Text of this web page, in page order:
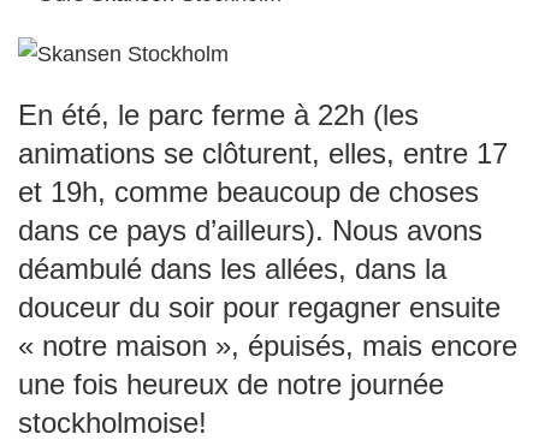
En été, le parc ferme à 22h (les
animations se clôturent, elles, entre 17
et 19h, comme beaucoup de choses
dans ce pays d’ailleurs). Nous avons
déambulé dans les allées, dans la
douceur du soir pour regagner ensuite
« notre maison », épuisés, mais encore
une fois heureux de notre journée
stockholmoise!